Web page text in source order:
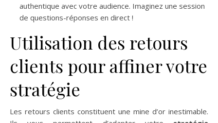
authentique avec votre audience. Imaginez une session
de questions-réponses en direct !
Utilisation des retours
clients pour affiner votre
stratégie
Les retours clients constituent une mine d’or inestimable.